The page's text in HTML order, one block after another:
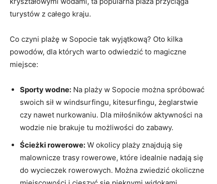
turystów z całego kraju.
Co czyni plażę w Sopocie tak wyjątkową? Oto kilka
powodów, dla których warto odwiedzić to magiczne
miejsce:
Sporty wodne: Na plaży⁣ w Sopocie można spróbować
swoich sił w windsurfingu,⁤ kitesurfingu, żeglarstwie
czy nawet nurkowaniu. Dla miłośników​ aktywności na
wodzie nie brakuje tu możliwości do zabawy.
Ścieżki rowerowe: W okolicy plaży znajdują się
malownicze trasy rowerowe, które idealnie nadają się
do wycieczek‌ rowerowych.⁤ Można zwiedzić okoliczne